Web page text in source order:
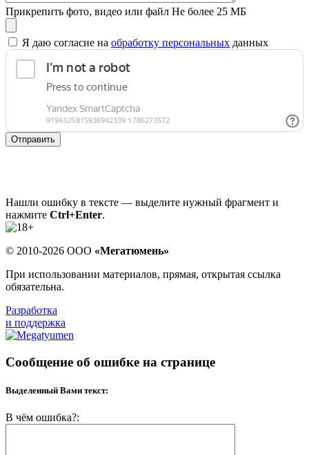
Прикрепить фото, видео или файл Не более 25 МБ
Я даю согласие на обработку персональных данных
Отправить
Нашли ошибку в тексте — выделите нужный фрагмент и
нажмите Ctrl+Enter.
© 2010-2026 ООО «Мегатюмень»
При использовании материалов, прямая, открытая ссылка
обязательна.
Разработка
и поддержка
Сообщение об ошибке на странице
Выделенный Вами текст:
В чём ошибка?: